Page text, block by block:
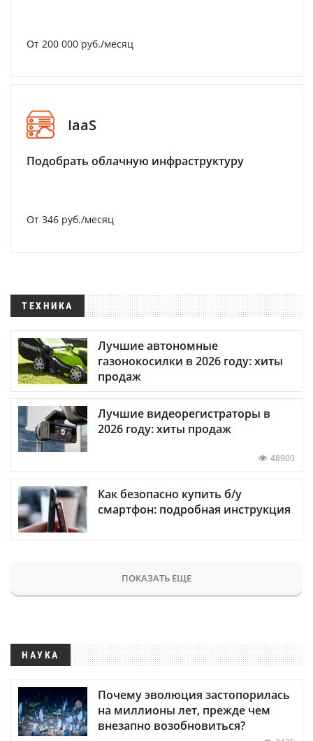
От 200 000 руб./месяц
IaaS
Подобрать облачную инфраструктуру
От 346 руб./месяц
ТЕХНИКА
Лучшие автономные
газонокосилки в 2026 году: хиты
продаж
Лучшие видеорегистраторы в
2026 году: хиты продаж
48900
Как безопасно купить б/у
смартфон: подробная инструкция
ПОКАЗАТЬ ЕЩЕ
НАУКА
Почему эволюция застопорилась
на миллионы лет, прежде чем
внезапно возобновиться?